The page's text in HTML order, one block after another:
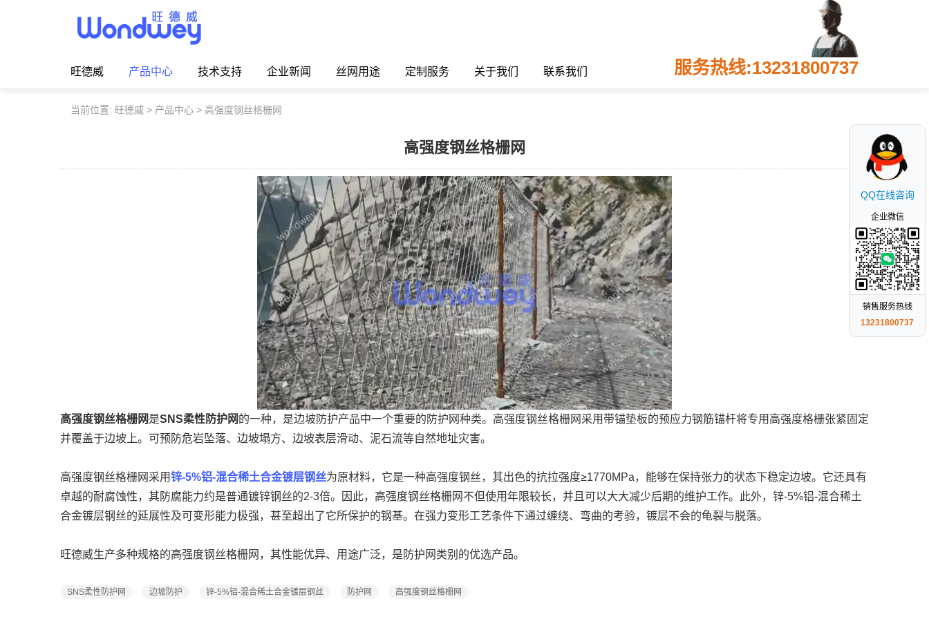
旺德威 产品中心 技术支持 企业新闻 丝网用途 定制服务 关于我们 联系我们 服务热线:13231800737
当前位置: 旺德威 > 产品中心 > 高强度钢丝格栅网
高强度钢丝格栅网
高强度钢丝格栅网是SNS柔性防护网的一种，是边坡防护产品中一个重要的防护网种类。高强度钢丝格栅网采用带锚垫板的预应力钢筋锚杆将专用高强度格栅张紧固定
并覆盖于边坡上。可预防危岩坠落、边坡塌方、边坡表层滑动、泥石流等自然地址灾害。
高强度钢丝格栅网采用锌-5%铝-混合稀土合金镀层钢丝为原材料，它是一种高强度钢丝，其出色的抗拉强度≥1770MPa，能够在保持张力的状态下稳定边坡。它还具有
卓越的耐腐蚀性，其防腐能力约是普通镀锌钢丝的2-3倍。因此，高强度钢丝格栅网不但使用年限较长，并且可以大大减少后期的维护工作。此外，锌-5%铝-混合稀土
合金镀层钢丝的延展性及可变形能力极强，甚至超出了它所保护的钢基。在强力变形工艺条件下通过缠绕、弯曲的考验，镀层不会的龟裂与脱落。
旺德威生产多种规格的高强度钢丝格栅网，其性能优异、用途广泛，是防护网类别的优选产品。
SNS柔性防护网 边坡防护 锌-5%铝-混合稀土合金镀层钢丝 防护网 高强度钢丝格栅网
QQ在线咨询
企业微信
销售服务热线
13231800737